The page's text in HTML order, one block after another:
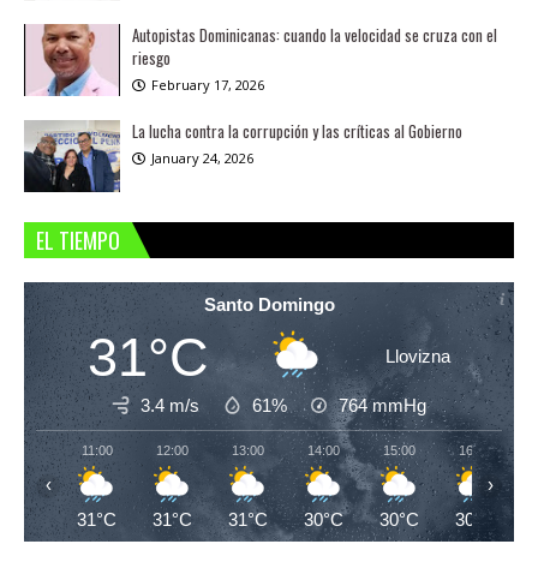
Autopistas Dominicanas: cuando la velocidad se cruza con el
riesgo
February 17, 2026
La lucha contra la corrupción y las críticas al Gobierno
January 24, 2026
EL TIEMPO
Santo Domingo
31°C Llovizna
3.4 m/s 61% 764mmHg
11:00
31°C
12:00
31°C
13:00
31°C
14:00
30°C
15:00
30°C
16:00
30°C
‹ ›